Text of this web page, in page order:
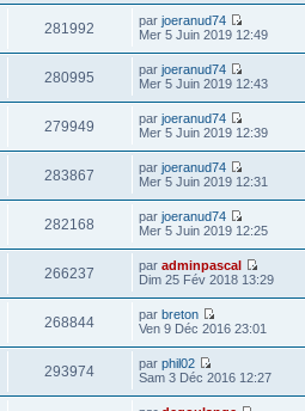
281992 parjoeranud74
Mer 5 Juin 2019 12:49
280995 parjoeranud74
Mer 5 Juin 2019 12:43
279949 parjoeranud74
Mer 5 Juin 2019 12:39
283867 parjoeranud74
Mer 5 Juin 2019 12:31
282168 parjoeranud74
Mer 5 Juin 2019 12:25
266237 paradminpascal
Dim 25 Fév 2018 13:29
268844 parbreton
Ven 9 Déc 2016 23:01
293974 parphil02
Sam 3 Déc 2016 12:27